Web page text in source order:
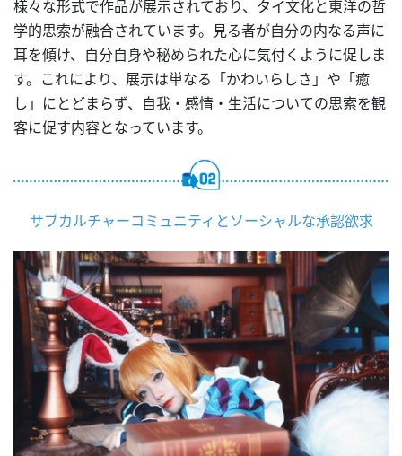
様々な形式で作品が展示されており、タイ文化と東洋の哲
学的思索が融合されています。見る者が自分の内なる声に
耳を傾け、自分自身や秘められた心に気付くように促しま
す。これにより、展示は単なる「かわいらしさ」や「癒
し」にとどまらず、自我・感情・生活についての思索を観
客に促す内容となっています。
サブカルチャーコミュニティとソーシャルな承認欲求